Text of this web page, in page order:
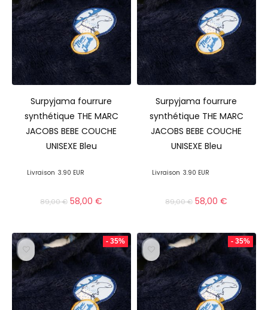
Surpyjama fourrure
synthétique THE MARC
JACOBS BEBE COUCHE
UNISEXE Bleu
Livraison 3.90 EUR
89,00€ 58,00€
Surpyjama fourrure
synthétique THE MARC
JACOBS BEBE COUCHE
UNISEXE Bleu
Livraison 3.90 EUR
89,00€ 58,00€
- 35% - 35%